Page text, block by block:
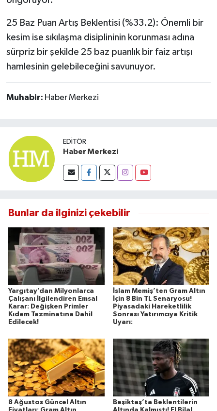
25 Baz Puan Artış Beklentisi (%33.2): Önemli bir
kesim ise sıkılaşma disiplininin korunması adına
sürpriz bir şekilde 25 baz puanlık bir faiz artışı
hamlesinin gelebileceğini savunuyor.
Muhabir: Haber Merkezi
EDITÖR
Haber Merkezi
Bunlar da ilginizi çekebilir
Yargıtay’dan Milyonlarca
Çalışanı İlgilendiren Emsal
Karar: Değişken Primler
Kıdem Tazminatına Dahil
Edilecek!
İslam Memiş’ten Gram Altın
İçin 8 Bin TL Senaryosu!
Piyasadaki Hareketlilik
Sonrası Yatırımcıya Kritik
Uyarı:
8 Ağustos Güncel Altın
Beşiktaş’ta Beklentilerin